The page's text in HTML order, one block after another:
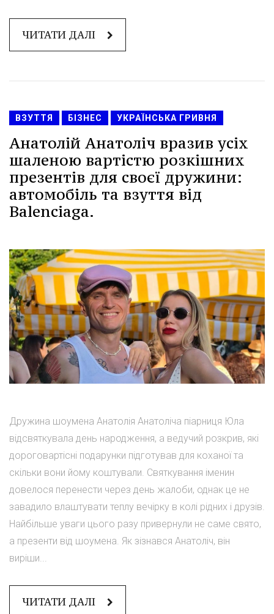
ЧИТАТИ ДАЛІ
ВЗУТТЯ БІЗНЕС УКРАЇНСЬКА ГРИВНЯ
Анатолій Анатоліч вразив усіх
шаленою вартістю розкішних
презентів для своєї дружини:
автомобіль та взуття від
Balenciaga.
Дружина шоумена Анатолія Анатоліча піарниця Юла
відсвяткувала день народження, а ведучий розкрив, які
дороговартісні подарунки підготував для коханої та
скільки вони йому коштували. Святкування іменин
довелося перенести через день жалоби, однак це не
завадило влаштувати теплу вечірку в колі рідних і друзів.
Найбільше уваги цього разу привернули не саме свято,
а презенти від шоумена. Як зізнався Анатоліч, він
виріши...
ЧИТАТИ ДАЛІ